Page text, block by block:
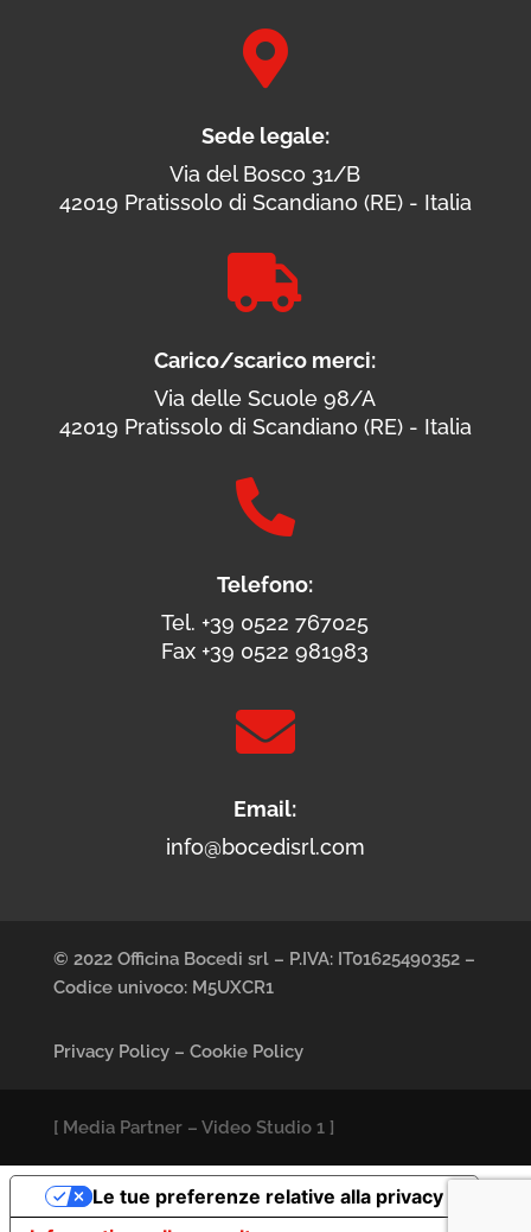

Sede legale:
Via del Bosco 31/B
42019 Pratissolo di Scandiano (RE) - Italia

Carico/scarico merci:
Via delle Scuole 98/A
42019 Pratissolo di Scandiano (RE) - Italia

Telefono:
Tel. +39 0522 767025
Fax +39 0522 981983

Email:
info@bocedisrl.com
© 2022 Officina Bocedi srl – P.IVA: IT01625490352 –
Codice univoco: M5UXCR1
Privacy Policy– Cookie Policy
[ Media Partner– Video Studio 1]
Le tue preferenze relative alla privacy